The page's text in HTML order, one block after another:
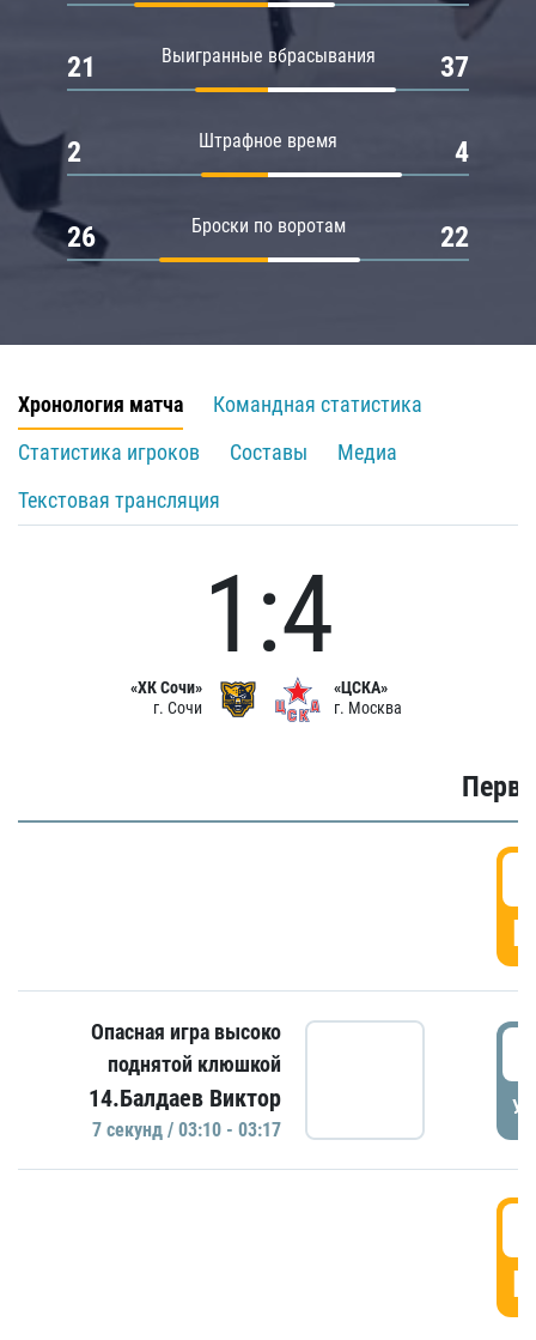
Выигранные вбрасывания
21 37
Штрафное время
2 4
Броски по воротам
26 22
Хронология матча
Командная статистика
Статистика игроков
Составы
Медиа
Текстовая трансляция
«ХК Сочи»
г. Сочи
1:4
«ЦСКА»
г. Москва
Опасная игра высоко
поднятой клюшкой
14.Балдаев Виктор
7 секунд / 03:10 - 03:17